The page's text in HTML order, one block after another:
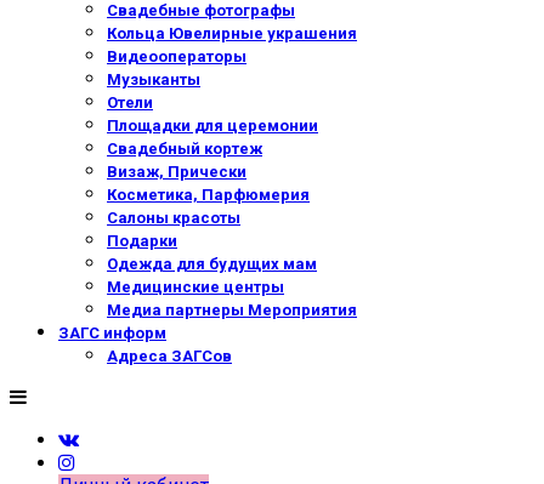
Свадебные фотографы
Кольца Ювелирные украшения
Видеооператоры
Музыканты
Отели
Площадки для церемонии
Свадебный кортеж
Визаж, Прически
Косметика, Парфюмерия
Салоны красоты
Подарки
Одежда для будущих мам
Медицинские центры
Медиа партнеры Мероприятия
ЗАГС информ
Адреса ЗАГСов